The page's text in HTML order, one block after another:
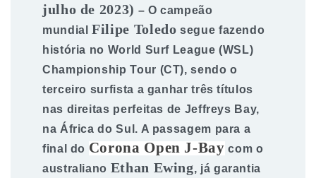
julho de 2023) – O campeão
mundial Filipe Toledo segue fazendo
história no World Surf League (WSL)
Championship Tour (CT), sendo o
terceiro surfista a ganhar três títulos
nas direitas perfeitas de Jeffreys Bay,
na África do Sul. A passagem para a
final do Corona Open J-Bay com o
australiano Ethan Ewing, já garantia